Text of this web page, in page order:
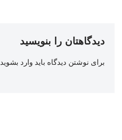
دیدگاهتان را بنویسید
برای نوشتن دیدگاه باید وارد بشوید